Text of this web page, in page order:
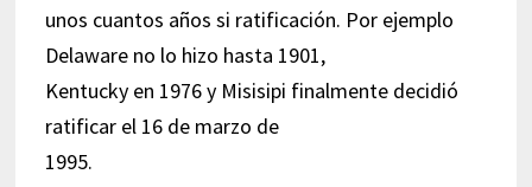
unos cuantos años si ratificación. Por ejemplo
Delaware no lo hizo hasta 1901,
Kentucky en 1976 y Misisipi finalmente decidió
ratificar el 16 de marzo de
1995.